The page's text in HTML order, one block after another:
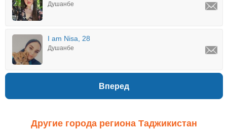
Душанбе
I am Nisa, 28
Душанбе
Вперед
Другие города региона Таджикистан